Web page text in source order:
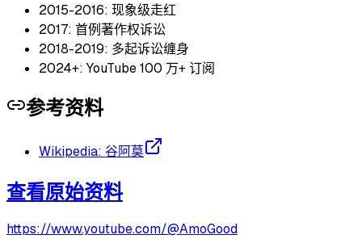
2015-2016: 现象级走红
2017: 首例著作权诉讼
2018-2019: 多起诉讼缠身
2024+: YouTube 100 万+ 订阅
参考资料
Wikipedia: 谷阿莫
查看原始资料
https://www.youtube.com/@AmoGood